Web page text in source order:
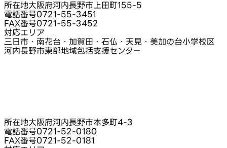
所在地大阪府河内長野市上田町155-5
電話番号0721-55-3451
FAX番号0721-55-3452
対応エリア
三日市・南花台・加賀田・石仏・天見・美加の台小学校区
河内長野市東部地域包括支援センター
所在地大阪府河内長野市本多町4-3
電話番号0721-52-0180
FAX番号0721-52-0181